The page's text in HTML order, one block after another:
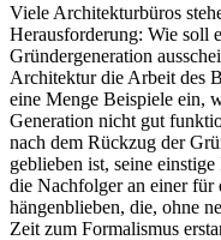
Viele Architekturbüros
Herausforderung: Wie soll
Gründergeneration
Architektur die Arbeit des
eine Menge Beispiele ein,
Generation nicht gut
nach dem Rückzug der
geblieben ist, seine
die Nachfolger an einer für
hängenblieben, die, ohne
Zeit zum Formalismus